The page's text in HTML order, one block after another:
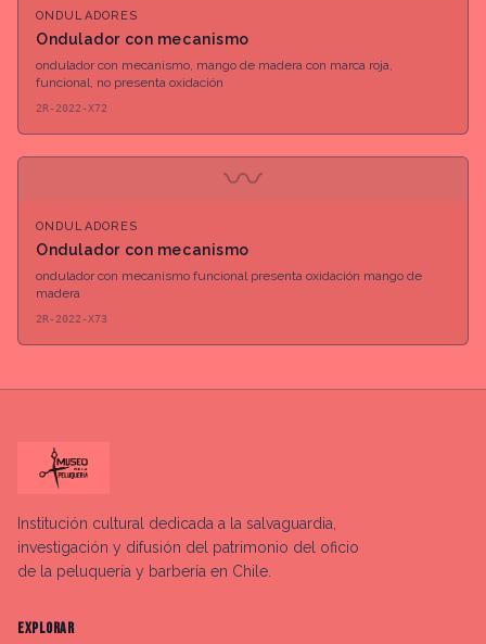
ONDULADORES
Ondulador con mecanismo
ondulador con mecanismo, mango de madera con marca roja,
funcional, no presenta oxidación
2R-2022-X72
〰
ONDULADORES
Ondulador con mecanismo
ondulador con mecanismo funcional presenta oxidación mango de
madera
2R-2022-X73
Institución cultural dedicada a la salvaguardia,
investigación y difusión del patrimonio del oficio
de la peluquería y barbería en Chile.
EXPLORAR